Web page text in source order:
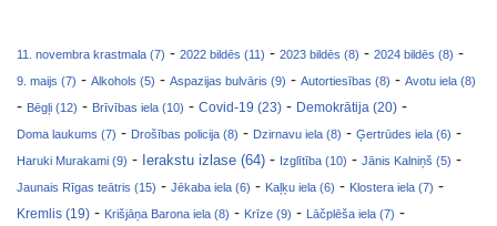
11. novembra krastmala (7) - 2022 bildēs (11) - 2023 bildēs (8) - 2024 bildēs (8) -
9. maijs (7) - Alkohols (5) - Aspazijas bulvāris (9) - Autortiesības (8) - Avotu iela (8)
- Bēgļi (12) - Brīvības iela (10) - Covid-19 (23) - Demokrātija (20) -
Doma laukums (7) - Drošības policija (8) - Dzirnavu iela (8) - Ģertrūdes iela (6) -
Haruki Murakami (9) - Ierakstu izlase (64) - Izglītība (10) - Jānis Kalniņš (5) -
Jaunais Rīgas teātris (15) - Jēkaba iela (6) - Kaļķu iela (6) - Klostera iela (7) -
Kremlis (19) - Krišjāņa Barona iela (8) - Krīze (9) - Lāčplēša iela (7) -